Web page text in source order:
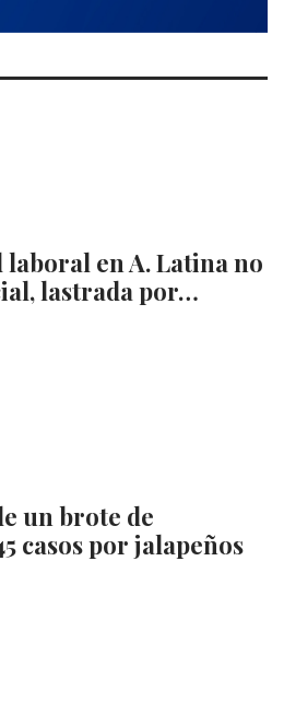
en A. Latina no
lastrada por…
un brote de
casos por jalapeños